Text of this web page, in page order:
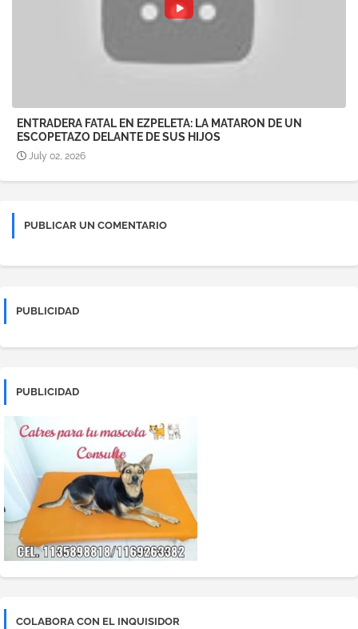
ENTRADERA FATAL EN EZPELETA: LA MATARON DE UN
ESCOPETAZO DELANTE DE SUS HIJOS
July 02, 2026
PUBLICAR UN COMENTARIO
PUBLICIDAD
PUBLICIDAD
COLABORA CON EL INQUISIDOR